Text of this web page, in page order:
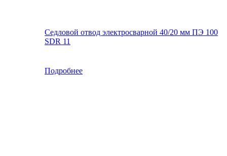
Седловой отвод электросварной 40/20 мм ПЭ 100
SDR 11
Подробнее